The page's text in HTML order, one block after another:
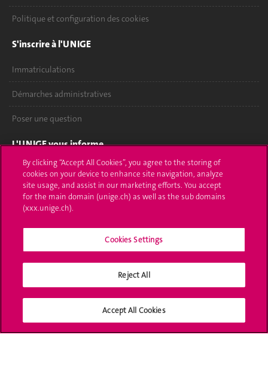
Politique et configuration des cookies
S'inscrire à l'UNIGE
Immatriculations
Démarches administratives
Poser une question
L'UNIGE vous informe
UNIGE Mobile
Médias
Calendrier académique
By clicking “Accept All Cookies”, you agree to the storing of
cookies on your device to enhance site navigation, analyze
site usage, and assist in our marketing efforts. You accept
for the main domain (unige.ch) as well as the sub domains
(xxx.unige.ch).
Cookies Settings
Reject All
Accept All Cookies